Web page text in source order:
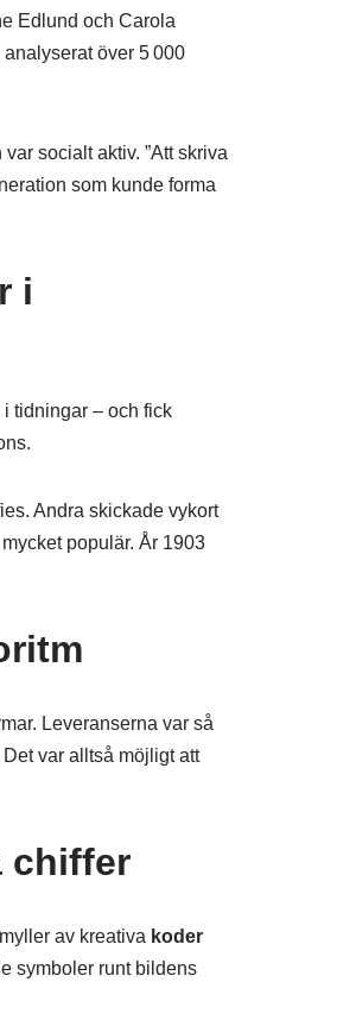
Edlund och Carola
analyserat över 5 000
socialt aktiv. ”Att skriva
som kunde forma
i
tidningar – och fick
Andra skickade vykort
populär. År 1903
Leveranserna var så
var alltså möjligt att
chiffer
av kreativa koder
symboler runt bildens